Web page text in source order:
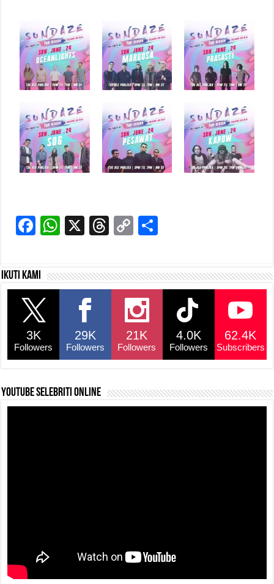
F
c
e
b
o
o
k
W
s
p
X
T
a
C
y
Li
n
k
e
Ikuti kami
3K
Followers
29K
Followers
21K
Followers
4.0K
Followers
62.4K
Subscribers
YouTube selebriti online